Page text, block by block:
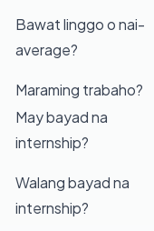
Bawat linggo o nai-
average?
Maraming trabaho?
May bayad na
internship?
Walang bayad na
internship?